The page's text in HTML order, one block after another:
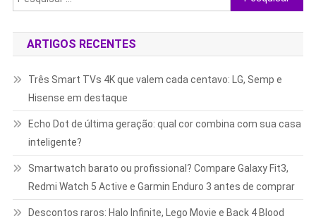
por:
ARTIGOS RECENTES
Três Smart TVs 4K que valem cada centavo: LG, Semp e
Hisense em destaque
Echo Dot de última geração: qual cor combina com sua casa
inteligente?
Smartwatch barato ou profissional? Compare Galaxy Fit3,
Redmi Watch 5 Active e Garmin Enduro 3 antes de comprar
Descontos raros: Halo Infinite, Lego Movie e Back 4 Blood